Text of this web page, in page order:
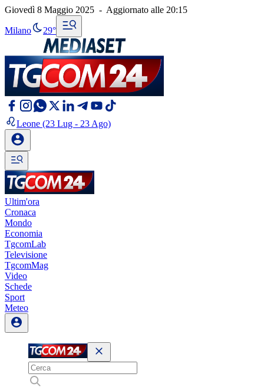
Giovedì 8 Maggio 2025 - Aggiornato alle 20:15
Milano 29°
Leone (23 Lug - 23 Ago)
Ultim'ora
Cronaca
Mondo
Economia
TgcomLab
Televisione
TgcomMag
Video
Schede
Sport
Meteo